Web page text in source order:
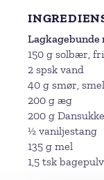
Lagkagebunde
150 g solbær,
2 spsk vand
40 g smør,
200 g æg
200 g
½ vaniljestang
135 g mel
1,5 tsk